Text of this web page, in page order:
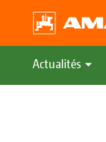
Actualités